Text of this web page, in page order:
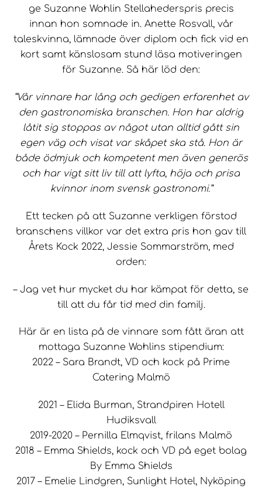
ge Suzanne Wohlin Stellahederspris precis
innan hon somnade in. Anette Rosvall, vår
taleskvinna, lämnade över diplom och fick vid en
kort samt känslosam stund läsa motiveringen
för Suzanne. Så här löd den:
”Vår vinnare har lång och gedigen erfarenhet av
den gastronomiska branschen. Hon har aldrig
låtit sig stoppas av något utan alltid gått sin
egen väg och visat var skåpet ska stå. Hon är
både ödmjuk och kompetent men även generös
och har vigt sitt liv till att lyfta, höja och prisa
kvinnor inom svensk gastronomi.”
Ett tecken på att Suzanne verkligen förstod
branschens villkor var det extra pris hon gav till
Årets Kock 2022, Jessie Sommarström, med
orden:
– Jag vet hur mycket du har kämpat för detta, se
till att du får tid med din familj.
Här är en lista på de vinnare som fått äran att
mottaga Suzanne Wohlins stipendium:
2022 – Sara Brandt, VD och kock på Prime
Catering Malmö
2021 – Elida Burman, Strandpiren Hotell
Hudiksvall
2019-2020 – Pernilla Elmqvist, frilans Malmö
2018 – Emma Shields, kock och VD på eget bolag
By Emma Shields
2017 – Emelie Lindgren, Sunlight Hotel, Nyköping